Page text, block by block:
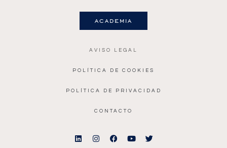
academia
AVISO LEGAL
POLÍTICA DE COOKIES
POLÍTICA DE PRIVACIDAD
CONTACTO